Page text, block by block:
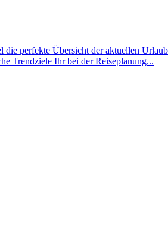
perfekte Übersicht der aktuellen
Trendziele Ihr bei der Reiseplanung...